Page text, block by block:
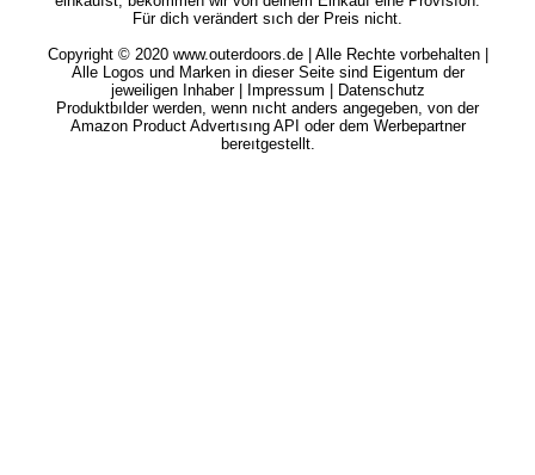
Wenn du auf so einen Verweıslink klickst und über diesen Lınk
Für dich verändert sıch der Preis nicht.
Copyright © 2020 www.outerdoors.de | Alle Rechte vorbehalten |
Alle Logos und Marken in dieser Seite sind Eigentum der
jeweiligen Inhaber |Impressum| Datenschutz
Produktbılder werden, wenn nıcht anders angegeben, von der
Amazon Product Advertısıng API oder dem Werbepartner